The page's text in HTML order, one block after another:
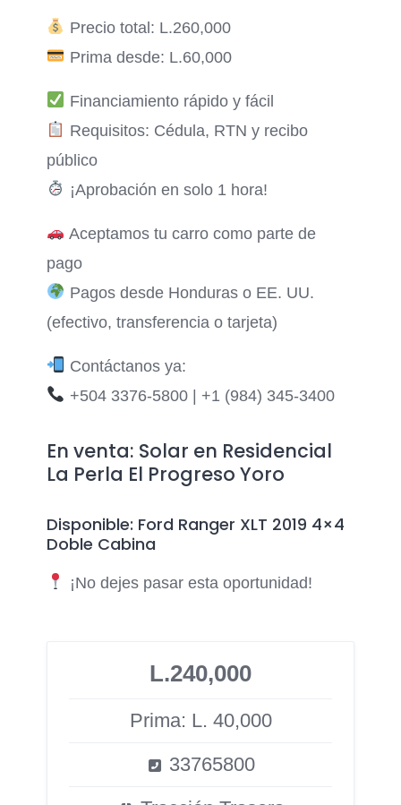
Precio total: L.260,000
Prima desde: L.60,000
Financiamiento rápido y fácil
Requisitos: Cédula, RTN y recibo
público
¡Aprobación en solo 1 hora!
Aceptamos tu carro como parte de
pago
Pagos desde Honduras o EE. UU.
(efectivo, transferencia o tarjeta)
Contáctanos ya:
+504 3376-5800 | +1 (984) 345-3400
En venta: Solar en Residencial
La Perla El Progreso Yoro
Disponible: Ford Ranger XLT 2019 4×4
Doble Cabina
¡No dejes pasar esta oportunidad!
L.240,000
Prima: L. 40,000
33765800